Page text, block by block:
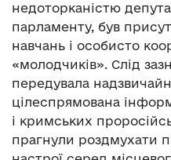
недоторканістю
парламенту, був
навчань і особисто
«молодчиків». Слід
передувала
цілеспрямована
і кримських
прагнули роздмухати